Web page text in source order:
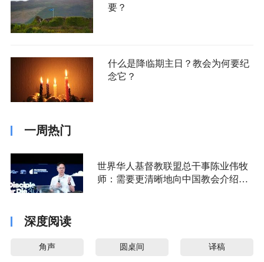
要？
什么是降临期主日？教会为何要纪
念它？
一周热门
世界华人基督教联盟总干事陈业伟牧
师：需要更清晰地向中国教会介绍福
深度阅读
角声 圆桌间 译稿